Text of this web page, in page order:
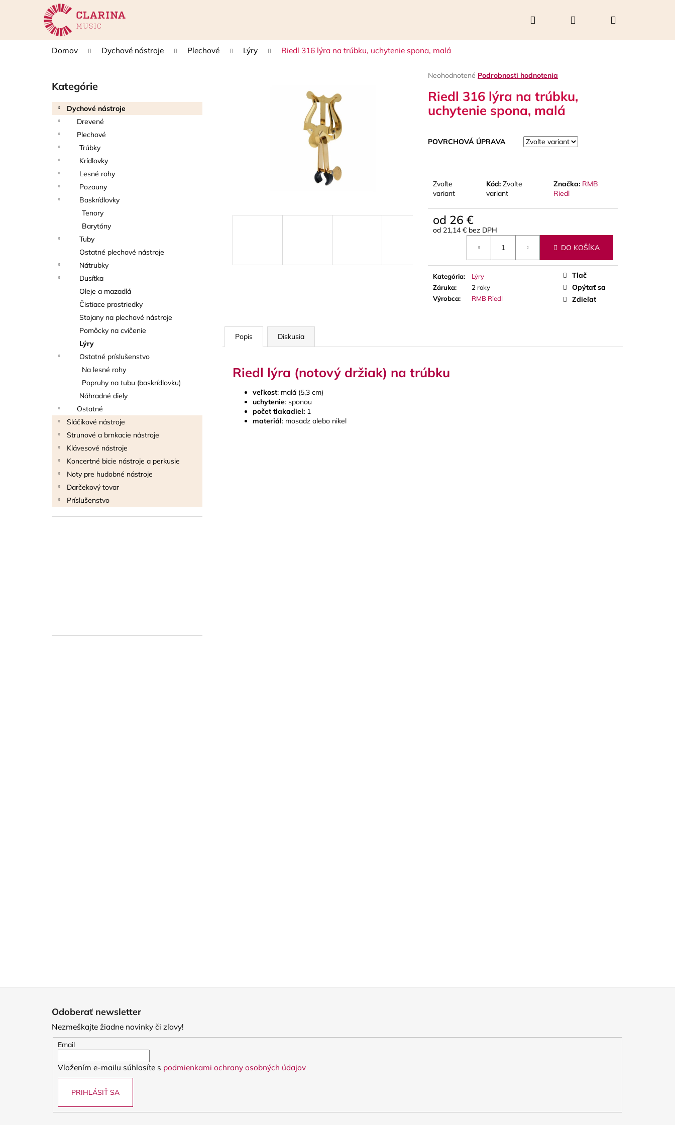
Hľadať PrihlásenieNákupný
Domov Dychové nástroje Plechové Lýry Riedl 316 lýra na trúbku, uchytenie spona, malá
Preskočiť
kategórie
Kategórie
Dychové nástroje
Drevené
Plechové
Trúbky
Krídlovky
Lesné rohy
Pozauny
Baskrídlovky
Tenory
Barytóny
Tuby
Ostatné plechové nástroje
Nátrubky
Dusítka
Oleje a mazadlá
Čistiace prostriedky
Stojany na plechové nástroje
Pomôcky na cvičenie
Lýry
Ostatné príslušenstvo
Na lesné rohy
Popruhy na tubu (baskrídlovku)
Náhradné diely
Ostatné
Sláčikové nástroje
Strunové a brnkacie nástroje
Klávesové nástroje
Koncertné bicie nástroje a perkusie
Noty pre hudobné nástroje
Darčekový tovar
Príslušenstvo
Priemerné
produktu
je
0,0
hviezdičiek.
Neohodnotené Podrobnosti hodnotenia
Riedl 316 lýra na trúbku,
uchytenie spona, malá
POVRCHOVÁ ÚPRAVA
Zvoľte
variant
Kód: Zvoľte
variant
Značka: RMB
Riedl
od 26 €
od 21,14 € bez DPH
DO KOŠÍKA
Kategória:
Lýry
Záruka:
2 roky
Výrobca: RMB Riedl
Tlač
Opýtať sa
Zdieľať
Popis Diskusia
Riedl lýra (notový držiak) na trúbku
veľkosť: malá (5,3 cm)
uchytenie: sponou
počet tlakadiel: 1
materiál: mosadz alebo nikel
í
Späť
do
Späť
do
Čo potrebujete nájsť?
Odporúčame
THOMANN FLOW-BALL
3 €
VANDOREN JAVA RED CUT PLÁTKY
NA ALT SAXOFÓN
Odoberať newsletter
Nezmeškajte žiadne novinky či zľavy!
Email
Vložením e-mailu súhlasíte s podmienkami ochrany osobných údajov
PRIHLÁSIŤ SA